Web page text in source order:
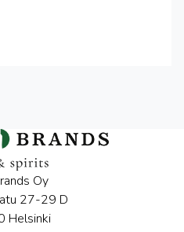
Oy
27-29 D
Helsinki